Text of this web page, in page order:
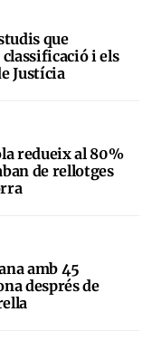
que
i els
Justícia
redueix al 80%
de rellotges
amb 45
després de